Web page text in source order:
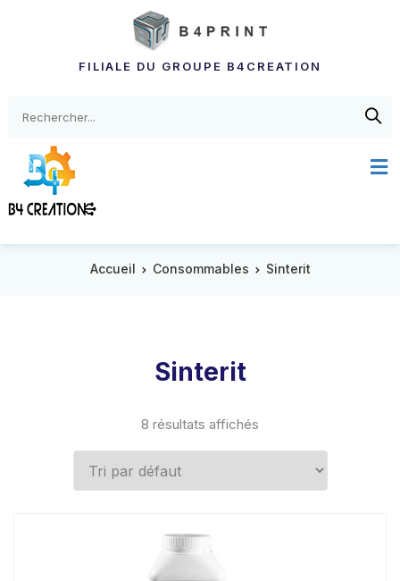
FILIALE DU GROUPE B4CREATION
Accueil Consommables Sinterit
Sinterit
8 résultats affichés